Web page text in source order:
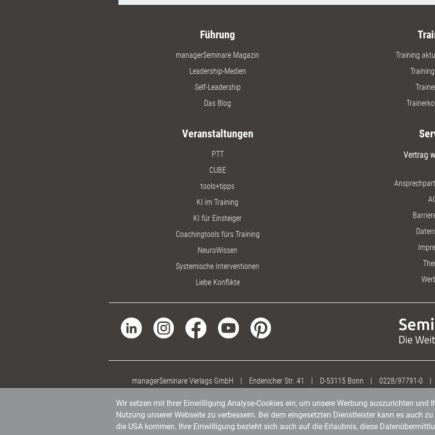
Führung
managerSeminare Magazin
Leadership-Medien
Self-Leadership
Das Blog
Training
Veranstaltungen
PTT
CUBE
tools+tipps
KI im Training
KI für Einsteiger
Coachingtools fürs Training
NeuroWissen
Systemische Interventionen
Liebe Konflikte
Vertrag
managerSeminare Verlags GmbH | Endenicher Str. 41 | D-53115 Bonn | 0228/97791-0 |
Wir setzen mit Ihrer Einwilligung Analyse-Cookies ein, um unsere Werbung auszurichten und
Nutzung unserer Webseite zu verbessern. Bei dem eingesetzten Dienstleister kann es auch
die USA kommen. Ihre Einwilligung bezieht sich auch auf die Erlaubnis, diese